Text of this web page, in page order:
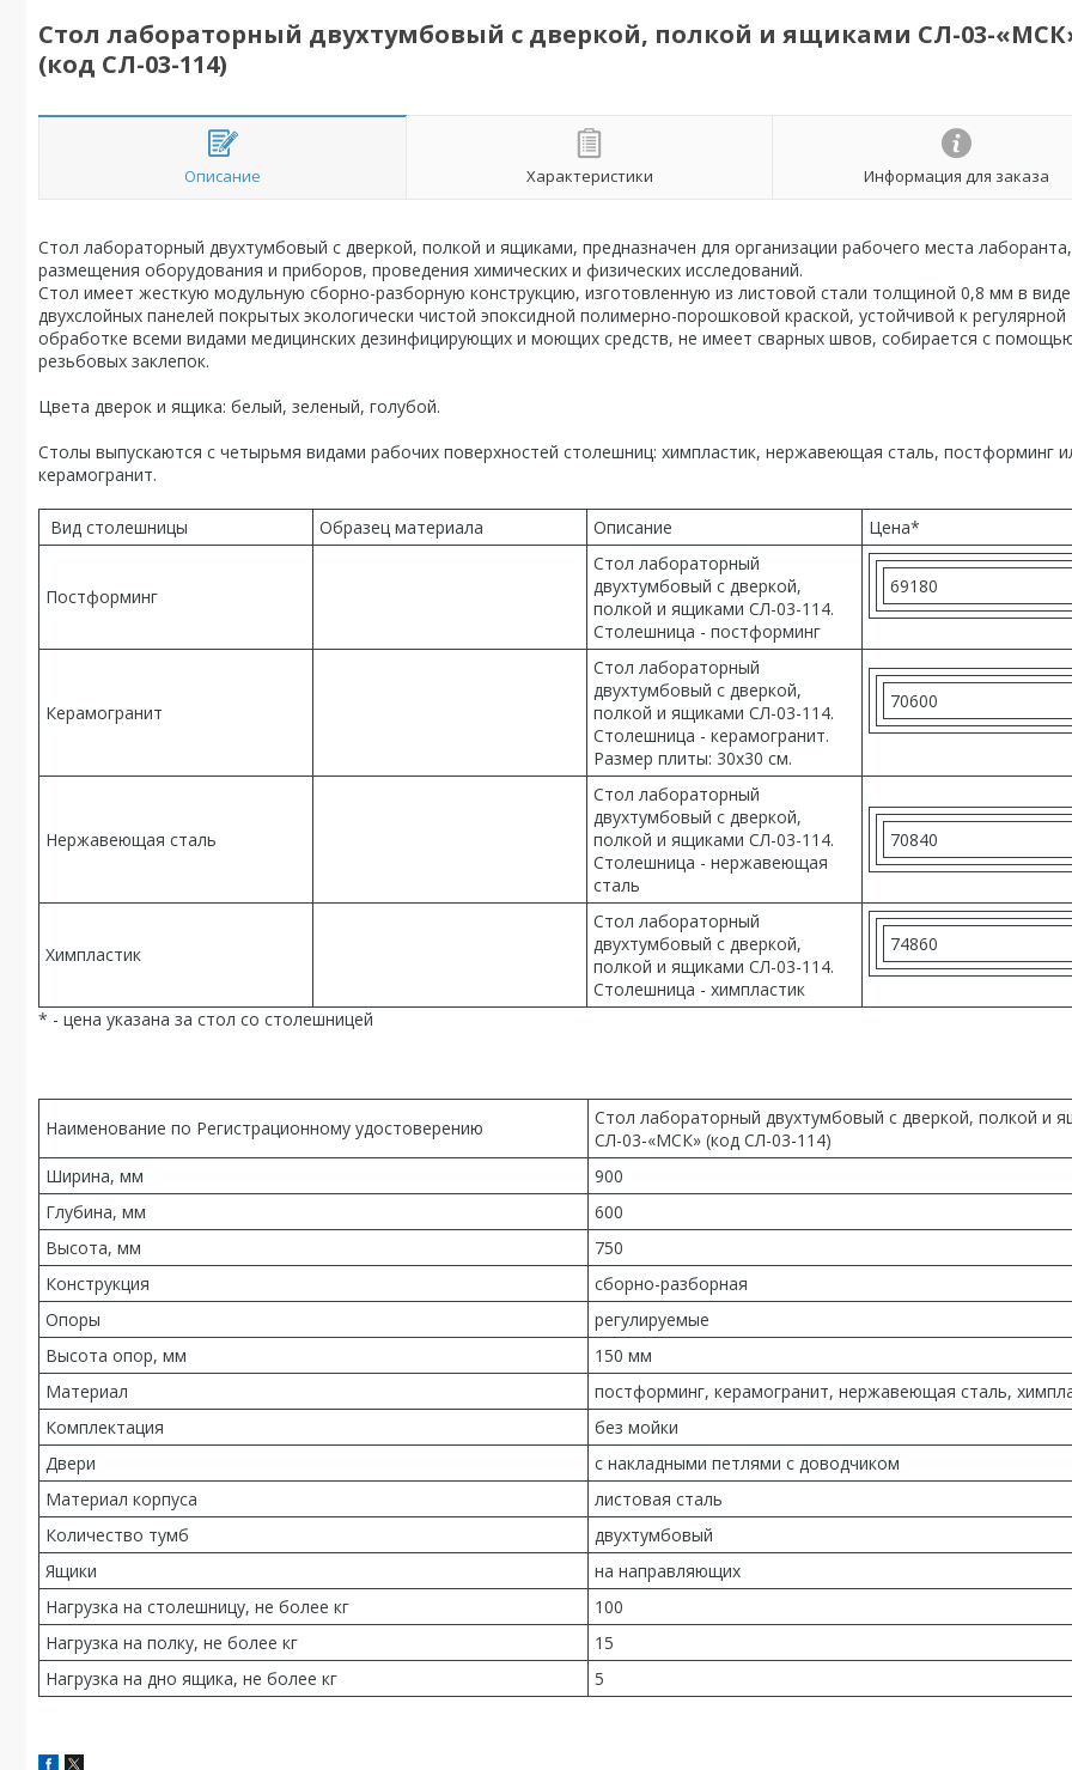
Стол лабораторный двухтумбовый с дверкой, полкой и ящиками СЛ-03-
(код СЛ-03-114)
Описание Характеристики Информация для заказа
Стол лабораторный двухтумбовый с дверкой, полкой и ящиками, предназначен для организации рабочего места лаборанта,
размещения оборудования и приборов, проведения химических и физических исследований.
Стол имеет жесткую модульную сборно-разборную конструкцию, изготовленную из листовой стали толщиной 0,8 мм в виде
двухслойных панелей покрытых экологически чистой эпоксидной полимерно-порошковой краской, устойчивой к регулярной
обработке всеми видами медицинских дезинфицирующих и моющих средств, не имеет сварных швов, собирается с
резьбовых заклепок.
Цвета дверок и ящика: белый, зеленый, голубой.
Столы выпускаются с четырьмя видами рабочих поверхностей столешниц: химпластик, нержавеющая сталь, постформинг
керамогранит.
Вид столешницы Образец материала Описание Цена*
Постформинг
Стол лабораторный
двухтумбовый с дверкой,
полкой и ящиками СЛ-03-114.
Столешница - постформинг
69180
Керамогранит
Стол лабораторный
двухтумбовый с дверкой,
полкой и ящиками СЛ-03-114.
Столешница - керамогранит.
Размер плиты: 30х30 см.
70600
Нержавеющая сталь
Стол лабораторный
двухтумбовый с дверкой,
полкой и ящиками СЛ-03-114.
Столешница - нержавеющая
сталь
70840
Химпластик
Стол лабораторный
двухтумбовый с дверкой,
полкой и ящиками СЛ-03-114.
Столешница - химпластик
74860
* - цена указана за стол со столешницей
Наименование по Регистрационному удостоверению
Стол лабораторный двухтумбовый с дверкой, полкой и
СЛ-03-«МСК» (код СЛ-03-114)
Ширина, мм
900
Глубина, мм
600
Высота, мм
750
Конструкция
сборно-разборная
Опоры
регулируемые
Высота опор, мм
150 мм
Материал
постформинг, керамогранит, нержавеющая сталь,
Комплектация
без мойки
Двери
с накладными петлями с доводчиком
Материал корпуса
листовая сталь
Количество тумб
двухтумбовый
Ящики
на направляющих
Нагрузка на столешницу, не более кг
100
Нагрузка на полку, не более кг
15
Нагрузка на дно ящика, не более кг
5